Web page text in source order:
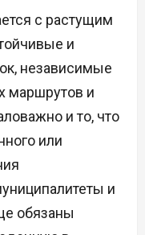
с растущим
и
независимые
маршрутов и
и то, что
или
и
обязаны